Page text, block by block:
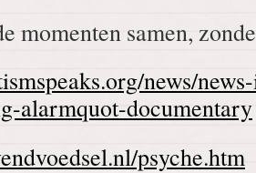
momenten samen,
news/
alarmquot-documentary
psyche.htm